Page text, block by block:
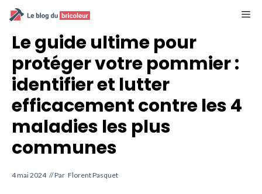
Aller
au
contenu
Le guide ultime pour
protéger votre pommier :
identifier et lutter
efficacement contre les 4
maladies les plus
communes
4 mai 2024 // Par Florent Pasquet